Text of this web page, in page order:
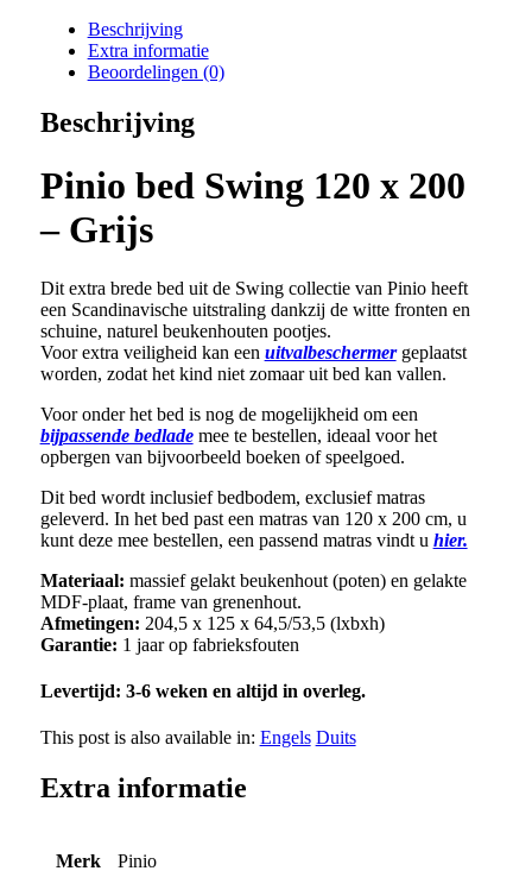
Beschrijving
Extra informatie
Beoordelingen (0)
Beschrijving
Pinio bed Swing 120 x 200
– Grijs
Dit extra brede bed uit de Swing collectie van Pinio heeft
een Scandinavische uitstraling dankzij de witte fronten en
schuine, naturel beukenhouten pootjes.
Voor extra veiligheid kan een uitvalbeschermergeplaatst
worden, zodat het kind niet zomaar uit bed kan vallen.
Voor onder het bed is nog de mogelijkheid om een
bijpassende bedlademee te bestellen, ideaal voor het
opbergen van bijvoorbeeld boeken of speelgoed.
Dit bed wordt inclusief bedbodem, exclusief matras
geleverd. In het bed past een matras van 120 x 200 cm, u
kunt deze mee bestellen, een passend matras vindt u hier.
Materiaal: massief gelakt beukenhout (poten) en gelakte
MDF-plaat, frame van grenenhout.
Afmetingen: 204,5 x 125 x 64,5/53,5 (lxbxh)
Garantie: 1 jaar op fabrieksfouten
Levertijd: 3-6 weken en altijd in overleg.
This post is also available in: Engels Duits
Extra informatie
Merk Pinio